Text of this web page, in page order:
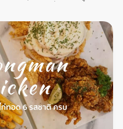
ทานอาหารญี่ปุ่นกันได้ทุกวันกันไป